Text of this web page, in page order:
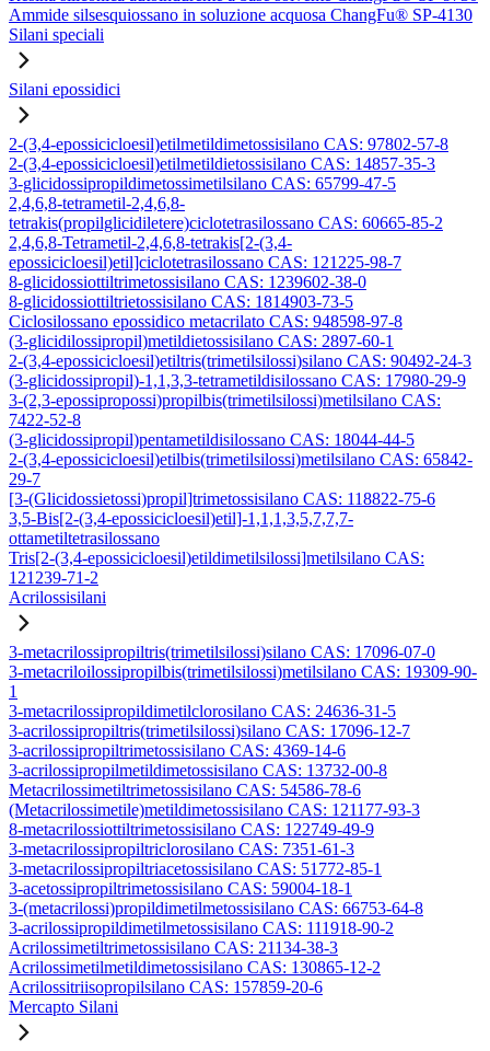
Ammide silsesquiossano in soluzione acquosa ChangFu® SP-4130
Silani speciali
Silani epossidici
2-(3,4-epossicicloesil)etilmetildimetossisilano CAS: 97802-57-8
2-(3,4-epossicicloesil)etilmetildietossisilano CAS: 14857-35-3
3-glicidossipropildimetossimetilsilano CAS: 65799-47-5
2,4,6,8-tetrametil-2,4,6,8-
tetrakis(propilglicidiletere)ciclotetrasilossano CAS: 60665-85-2
2,4,6,8-Tetrametil-2,4,6,8-tetrakis[2-(3,4-
epossicicloesil)etil]ciclotetrasilossano CAS: 121225-98-7
8-glicidossiottiltrimetossisilano CAS: 1239602-38-0
8-glicidossiottiltrietossisilano CAS: 1814903-73-5
Ciclosilossano epossidico metacrilato CAS: 948598-97-8
(3-glicidilossipropil)metildietossisilano CAS: 2897-60-1
2-(3,4-epossicicloesil)etiltris(trimetilsilossi)silano CAS: 90492-24-3
(3-glicidossipropil)-1,1,3,3-tetrametildisilossano CAS: 17980-29-9
3-(2,3-epossipropossi)propilbis(trimetilsilossi)metilsilano CAS:
7422-52-8
(3-glicidossipropil)pentametildisilossano CAS: 18044-44-5
2-(3,4-epossicicloesil)etilbis(trimetilsilossi)metilsilano CAS: 65842-
29-7
[3-(Glicidossietossi)propil]trimetossisilano CAS: 118822-75-6
3,5-Bis[2-(3,4-epossicicloesil)etil]-1,1,1,3,5,7,7,7-
ottametiltetrasilossano
Tris[2-(3,4-epossicicloesil)etildimetilsilossi]metilsilano CAS:
121239-71-2
Acrilossisilani
3-metacrilossipropiltris(trimetilsilossi)silano CAS: 17096-07-0
3-metacriloilossipropilbis(trimetilsilossi)metilsilano CAS: 19309-90-
1
3-metacrilossipropildimetilclorosilano CAS: 24636-31-5
3-acrilossipropiltris(trimetilsilossi)silano CAS: 17096-12-7
3-acrilossipropiltrimetossisilano CAS: 4369-14-6
3-acrilossipropilmetildimetossisilano CAS: 13732-00-8
Metacrilossimetiltrimetossisilano CAS: 54586-78-6
(Metacrilossimetile)metildimetossisilano CAS: 121177-93-3
8-metacrilossiottiltrimetossisilano CAS: 122749-49-9
3-metacrilossipropiltriclorosilano CAS: 7351-61-3
3-metacrilossipropiltriacetossisilano CAS: 51772-85-1
3-acetossipropiltrimetossisilano CAS: 59004-18-1
3-(metacrilossi)propildimetilmetossisilano CAS: 66753-64-8
3-acrilossipropildimetilmetossisilano CAS: 111918-90-2
Acrilossimetiltrimetossisilano CAS: 21134-38-3
Acrilossimetilmetildimetossisilano CAS: 130865-12-2
Acrilossitriisopropilsilano CAS: 157859-20-6
Mercapto Silani